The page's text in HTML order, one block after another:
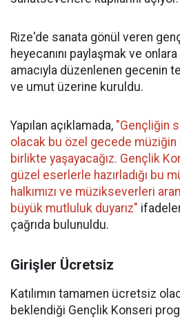
Rize'de sanata gönül veren
heyecanını paylaşmak ve
amacıyla düzenlenen gecenin
ve umut üzerine kuruldu.
Yapılan açıklamada, "Gençliğin
olacak bu özel gecede
birlikte yaşayacağız. Gençlik
güzel eserlerle hazırladığı bu
halkımızı ve müzikseverleri
büyük mutluluk duyarız"
çağrıda bulunuldu.
Girişler Ücretsiz
Katılımın tamamen ücretsiz
beklendiği Gençlik Konseri